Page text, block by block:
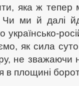
яка ж тепер
ми й далі
як сила
не
в площині